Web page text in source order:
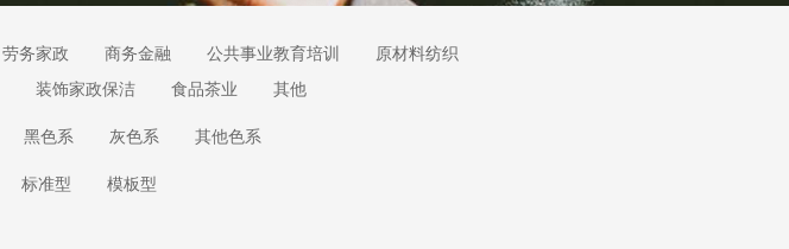
劳务家政 商务金融 公共事业教育培训
原材料纺织
装饰家政保洁 食品茶业 其他
黑色系 灰色系 其他色系
标准型 模板型